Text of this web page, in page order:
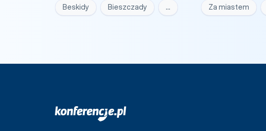
Beskidy Bieszczady … Za miastem